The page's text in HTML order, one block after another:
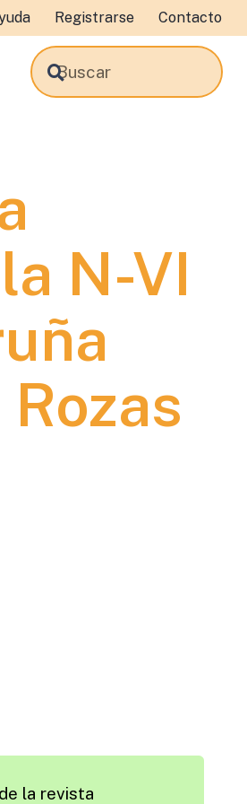
Registrarse Contacto
N-VI
la revista